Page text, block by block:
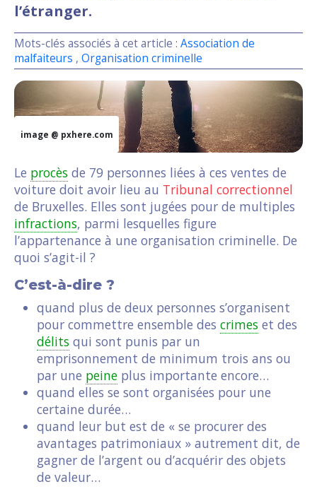
l’étranger.
Mots-clés associés à cet article : Association de
malfaiteurs , Organisation criminelle
image @ pxhere.com
Le procès de 79 personnes liées à ces ventes de
voiture doit avoir lieu au Tribunal correctionnel
de Bruxelles. Elles sont jugées pour de multiples
infractions, parmi lesquelles figure
l’appartenance à une organisation criminelle. De
quoi s’agit-il ?
C’est-à-dire ?
quand plus de deux personnes s’organisent
pour commettre ensemble des crimes et des
délits qui sont punis par un
emprisonnement de minimum trois ans ou
par une peine plus importante encore…
quand elles se sont organisées pour une
certaine durée…
quand leur but est de « se procurer des
avantages patrimoniaux » autrement dit, de
gagner de l’argent ou d’acquérir des objets
de valeur…